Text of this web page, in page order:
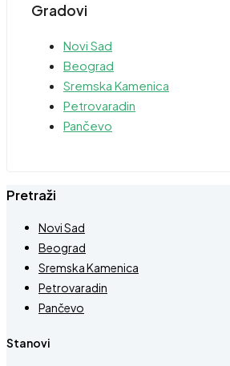
Gradovi
Novi Sad
Beograd
Sremska Kamenica
Petrovaradin
Pančevo
Pretraži
Novi Sad
Beograd
Sremska Kamenica
Petrovaradin
Pančevo
Stanovi